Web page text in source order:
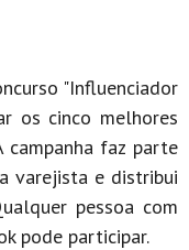
"Influenciador
os cinco melhores
faz parte
varejista e distribui
pessoa com
pode participar.